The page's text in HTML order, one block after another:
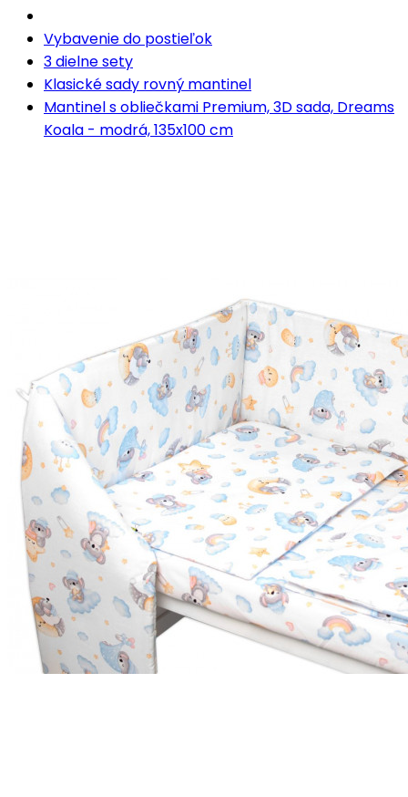
Vybavenie do postieľok
3 dielne sety
Klasické sady rovný mantinel
Mantinel s obliečkami Premium, 3D sada, Dreams
Koala - modrá, 135x100 cm